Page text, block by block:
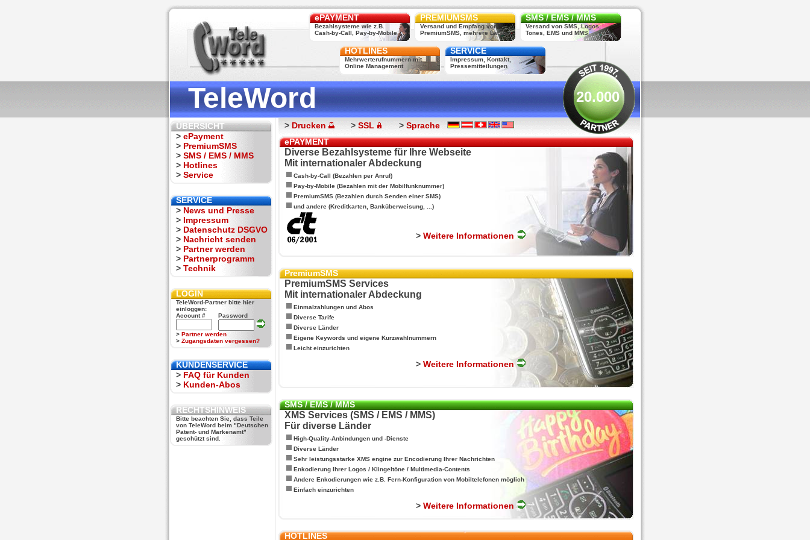
ePAYMENT
Bezahlsysteme wie z.B.
Cash-by-Call, Pay-by-Mobile, ...
PREMIUMSMS
Versand und Empfang von
PremiumSMS, mehrere Länder
SMS / EMS / MMS
Versand von SMS, Logos,
Tones, EMS und MMS
HOTLINES
Mehrwerterufnummern mit
Online Management
SERVICE
Impressum, Kontakt,
Pressemitteilungen
TeleWord 20.000
ÜBERSICHT
> ePayment
> PremiumSMS
> SMS / EMS / MMS
> Hotlines
> Service
SERVICE
> News und Presse
> Impressum
> Datenschutz DSGVO
> Nachricht senden
> Partner werden
> Partnerprogramm
> Technik
LOGIN
TeleWord-Partner bitte hier
einloggen:
Account #
Password
> Partner werden
> Zugangsdaten vergessen?
KUNDENSERVICE
> FAQ für Kunden
> Kunden-Abos
RECHTSHINWEIS
Bitte beachten Sie, dass Teile
von TeleWord beim "Deutschen
Patent- und Markenamt"
geschützt sind.
> Drucken > SSL > Sprache
ePAYMENT
Diverse Bezahlsysteme für Ihre Webseite
Mit internationaler Abdeckung
Cash-by-Call (Bezahlen per Anruf)
Pay-by-Mobile (Bezahlen mit der Mobilfunknummer)
PremiumSMS (Bezahlen durch Senden einer SMS)
und andere (Kreditkarten, Banküberweisung, ...)
> Weitere Informationen
PremiumSMS
PremiumSMS Services
Mit internationaler Abdeckung
Einmalzahlungen und Abos
Diverse Tarife
Diverse Länder
Eigene Keywords und eigene Kurzwahlnummern
Leicht einzurichten
> Weitere Informationen
SMS / EMS / MMS
XMS Services (SMS / EMS / MMS)
Für diverse Länder
High-Quality-Anbindungen und -Dienste
Diverse Länder
Sehr leistungsstarke XMS engine zur Encodierung Ihrer Nachrichten
Enkodierung Ihrer Logos / Klingeltöne / Multimedia-Contents
Andere Enkodierungen wie z.B. Fern-Konfiguration von Mobiltelefonen möglich
Einfach einzurichten
> Weitere Informationen
HOTLINES